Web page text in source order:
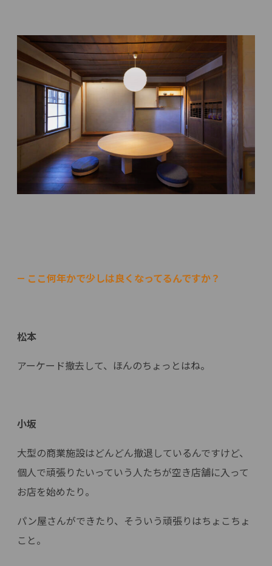
— ここ何年かで少しは良くなってるんですか？
松本
アーケード撤去して、ほんのちょっとはね。
小坂
大型の商業施設はどんどん撤退しているんですけど、
個人で頑張りたいっていう人たちが空き店舗に入って
お店を始めたり。
パン屋さんができたり、そういう頑張りはちょこちょ
こと。